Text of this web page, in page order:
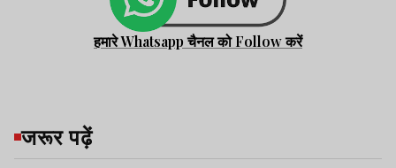
हमारे Whatsapp चैनल को Follow करें
जरूर पढ़ें